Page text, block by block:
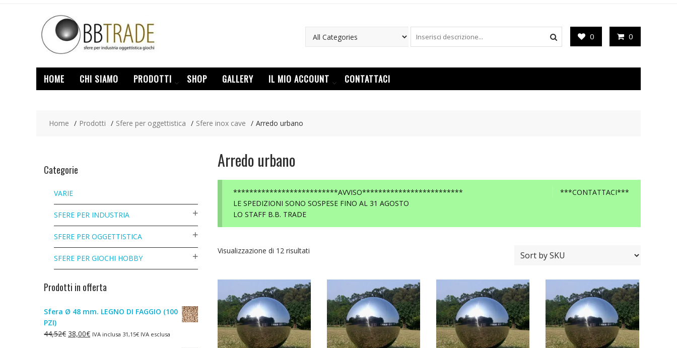
0 0
HOME CHI SIAMO PRODOTTI SHOP GALLERY IL MIO ACCOUNT CONTATTACI
Home Prodotti Sfere per oggettistica Sfere inox cave Arredo urbano
Arredo urbano
***CONTATTACI***
**************************AVVISO*************************
LE SPEDIZIONI SONO SOSPESE FINO AL 31 AGOSTO
LO STAFF B.B. TRADE
Visualizzazione di 12 risultati
Categorie
VARIE
SFERE PER INDUSTRIA
SFERE PER OGGETTISTICA
SFERE PER GIOCHI HOBBY
Prodotti in offerta
Sfera Ø 48 mm. LEGNO DI FAGGIO (100
PZI)
44,52€ Il
38,00€IlIVA inclusa 31,15€ IVA esclusa